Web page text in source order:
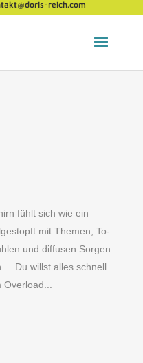
reich.com
fühlt sich wie ein
mit Themen, To-
und diffusen Sorgen
Du willst alles schnell